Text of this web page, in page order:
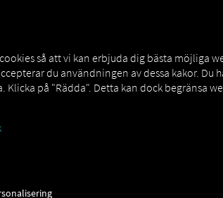
PÅ RIO
så att vi kan erbjuda dig bästa möjliga
du användningen av dessa kakor.
Klicka på "Rädda". Detta kan dock begränsa